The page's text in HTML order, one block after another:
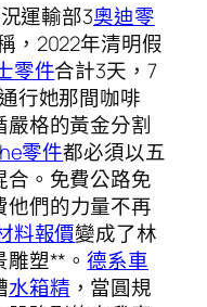
運輸部3奧迪零
，2022年清明假
零件合計3天，7
行她那間咖啡
格的黃金分割
零件都必須以五
。免費公路免
他們的力量不再
料報價變成了林
雕塑**。德系車
水箱精 ，當圓規